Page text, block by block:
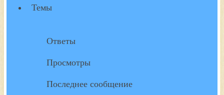
Темы
Ответы
Просмотры
Последнее сообщение